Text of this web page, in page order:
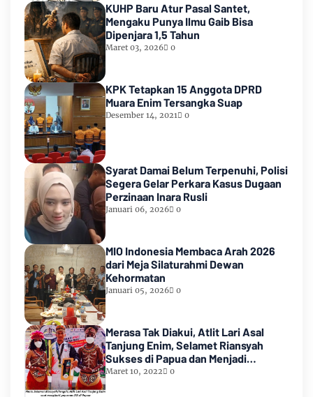
KUHP Baru Atur Pasal Santet,
Mengaku Punya Ilmu Gaib Bisa
Dipenjara 1,5 Tahun
Maret 03, 2026 0
KPK Tetapkan 15 Anggota DPRD
Muara Enim Tersangka Suap
Desember 14, 2021 0
Syarat Damai Belum Terpenuhi, Polisi
Segera Gelar Perkara Kasus Dugaan
Perzinaan Inara Rusli
Januari 06, 2026 0
MIO Indonesia Membaca Arah 2026
dari Meja Silaturahmi Dewan
Kehormatan
Januari 05, 2026 0
Merasa Tak Diakui, Atlit Lari Asal
Tanjung Enim, Selamet Riansyah
Sukses di Papua dan Menjadi
Miliarder
Maret 10, 2022 0